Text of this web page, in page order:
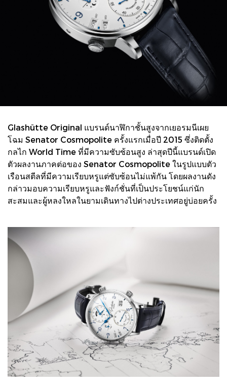
Glashütte Original แบรนด์นาฬิกาชั้นสูงจากเยอรมนีเผย
โฉม Senator Cosmopolite ครั้งแรกเมื่อปี 2015 ซึ่งติดตั้ง
กลไก World Time ที่มีความซับซ้อนสูง ล่าสุดปีนี้แบรนด์เปิด
ตัวผลงานภาคต่อของ Senator Cosmopolite ในรูปแบบตัว
เรือนสตีลที่มีความเรียบหรูแต่ซับซ้อนไม่แพ้กัน โดยผลงานดัง
กล่าวมอบความเรียบหรูและฟังก์ชั่นที่เป็นประโยชน์แก่นัก
สะสมและผู้หลงใหลในยามเดินทางไปต่างประเทศอยู่บ่อยครั้ง